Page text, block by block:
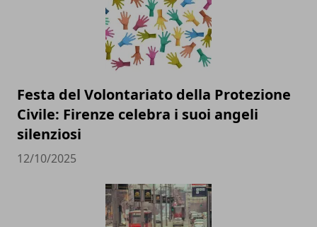
Festa del Volontariato della Protezione
Civile: Firenze celebra i suoi angeli
silenziosi
12/10/2025